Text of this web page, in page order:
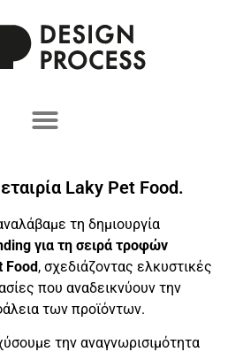
Laky Pet Food.
τη δημιουργία
για τη σειρά τροφών
Food, σχεδιάζοντας ελκυστικές
που αναδεικνύουν την
των προϊόντων.
την αναγνωρισιμότητα